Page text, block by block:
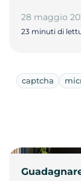
28 maggio
23 minuti di
captcha